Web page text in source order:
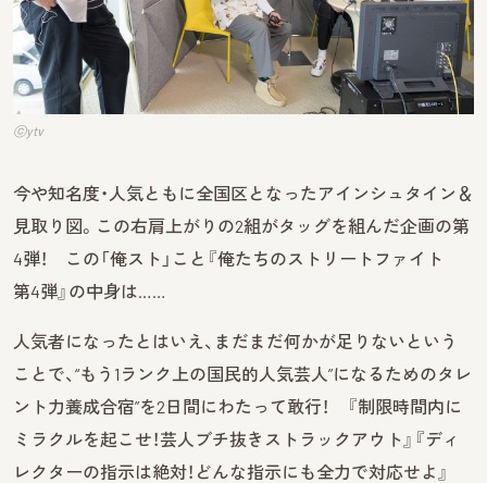
ⓒytv
今や知名度・人気ともに全国区となったアインシュタイン＆
見取り図。この右肩上がりの2組がタッグを組んだ企画の第
4弾！ この「俺スト」こと『俺たちのストリートファイト
第4弾』の中身は……
人気者になったとはいえ、まだまだ何かが足りないという
ことで、“もう1ランク上の国民的人気芸人”になるためのタレ
ント力養成合宿”を2日間にわたって敢行！ 『制限時間内に
ミラクルを起こせ！芸人ブチ抜きストラックアウト』『ディ
レクターの指示は絶対！どんな指示にも全力で対応せよ』